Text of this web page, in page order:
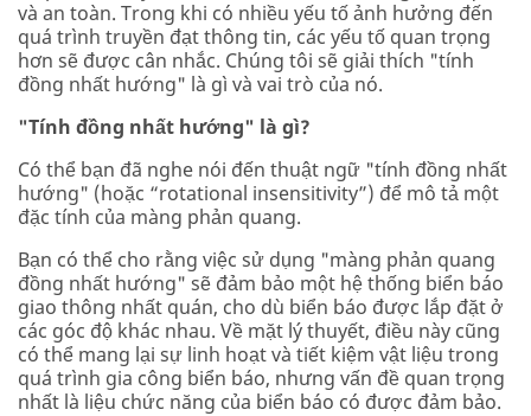
và an toàn. Trong khi có nhiều yếu tố ảnh hưởng đến
quá trình truyền đạt thông tin, các yếu tố quan trọng
hơn sẽ được cân nhắc. Chúng tôi sẽ giải thích "tính
đồng nhất hướng" là gì và vai trò của nó.
"Tính đồng nhất hướng" là gì?
Có thể bạn đã nghe nói đến thuật ngữ "tính đồng nhất
hướng" (hoặc “rotational insensitivity”) để mô tả một
đặc tính của màng phản quang.
Bạn có thể cho rằng việc sử dụng "màng phản quang
đồng nhất hướng" sẽ đảm bảo một hệ thống biển báo
giao thông nhất quán, cho dù biển báo được lắp đặt ở
các góc độ khác nhau. Về mặt lý thuyết, điều này cũng
có thể mang lại sự linh hoạt và tiết kiệm vật liệu trong
quá trình gia công biển báo, nhưng vấn đề quan trọng
nhất là liệu chức năng của biển báo có được đảm bảo.